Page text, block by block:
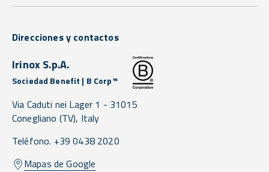
Direcciones y contactos
Irinox S.p.A.
Sociedad Benefit | B Corp™
Via Caduti nei Lager 1 - 31015
Conegliano (TV), Italy
Teléfono. +39 0438 2020
Mapas de Google